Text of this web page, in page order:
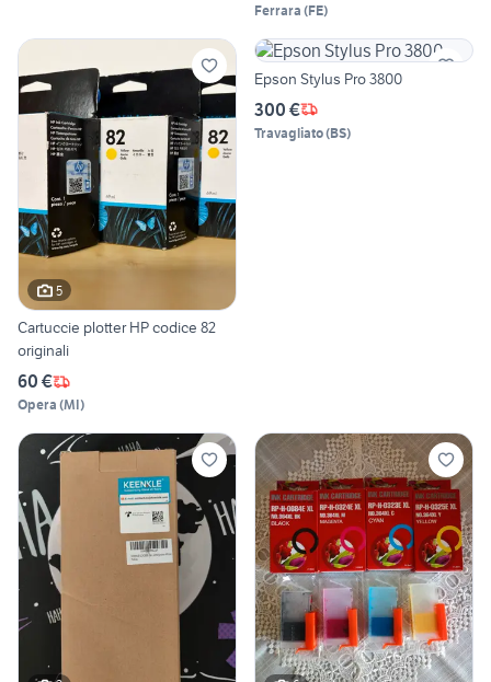
Ferrara (FE)
5
Cartuccie plotter HP codice 82
originali
60 €
Opera (MI)
Epson Stylus Pro 3800
300 €
Travagliato(BS)